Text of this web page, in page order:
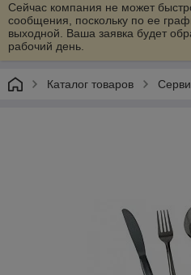
Сейчас компания не может
сообщения, поскольку по ее
выходной. Ваша заявка будет
рабочий день.
Каталог товаров